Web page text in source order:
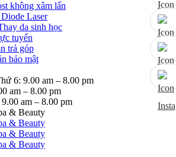
không xâm lấn
Laser
da sinh học
tuyến
trả góp
bảo mật
6: 9.00 am – 8.00 pm
am – 8.00 pm
am – 8.00 pm